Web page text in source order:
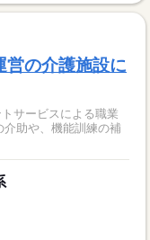
営の介護施設に
サービスによる職業
助や、機能訓練の補